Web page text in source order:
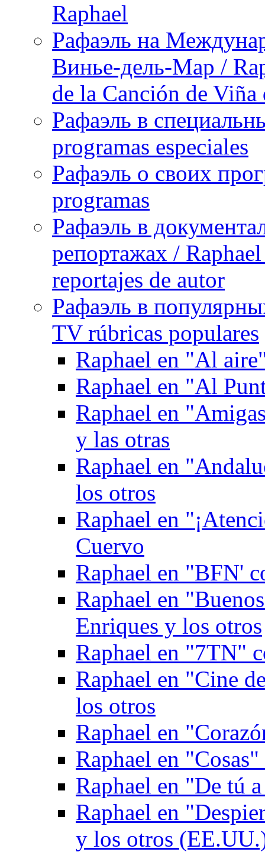
Raphael
Рафаэль на
Винье-дель-Мар /
de la Canción de
Рафаэль в
programas especiales
Рафаэль о своих
programas
Рафаэль в
репортажах /
reportajes de autor
Рафаэль в
TV rúbricas populares
Raphael en "Al
Raphael en "Al
Raphael en
y las otras
Raphael en
los otros
Raphael en
Cuervo
Raphael en "BFN'
Raphael en
Enriques y los otros
Raphael en "7TN"
Raphael en "Cine
los otros
Raphael en
Raphael en
Raphael en "De tú
Raphael en
y los otros